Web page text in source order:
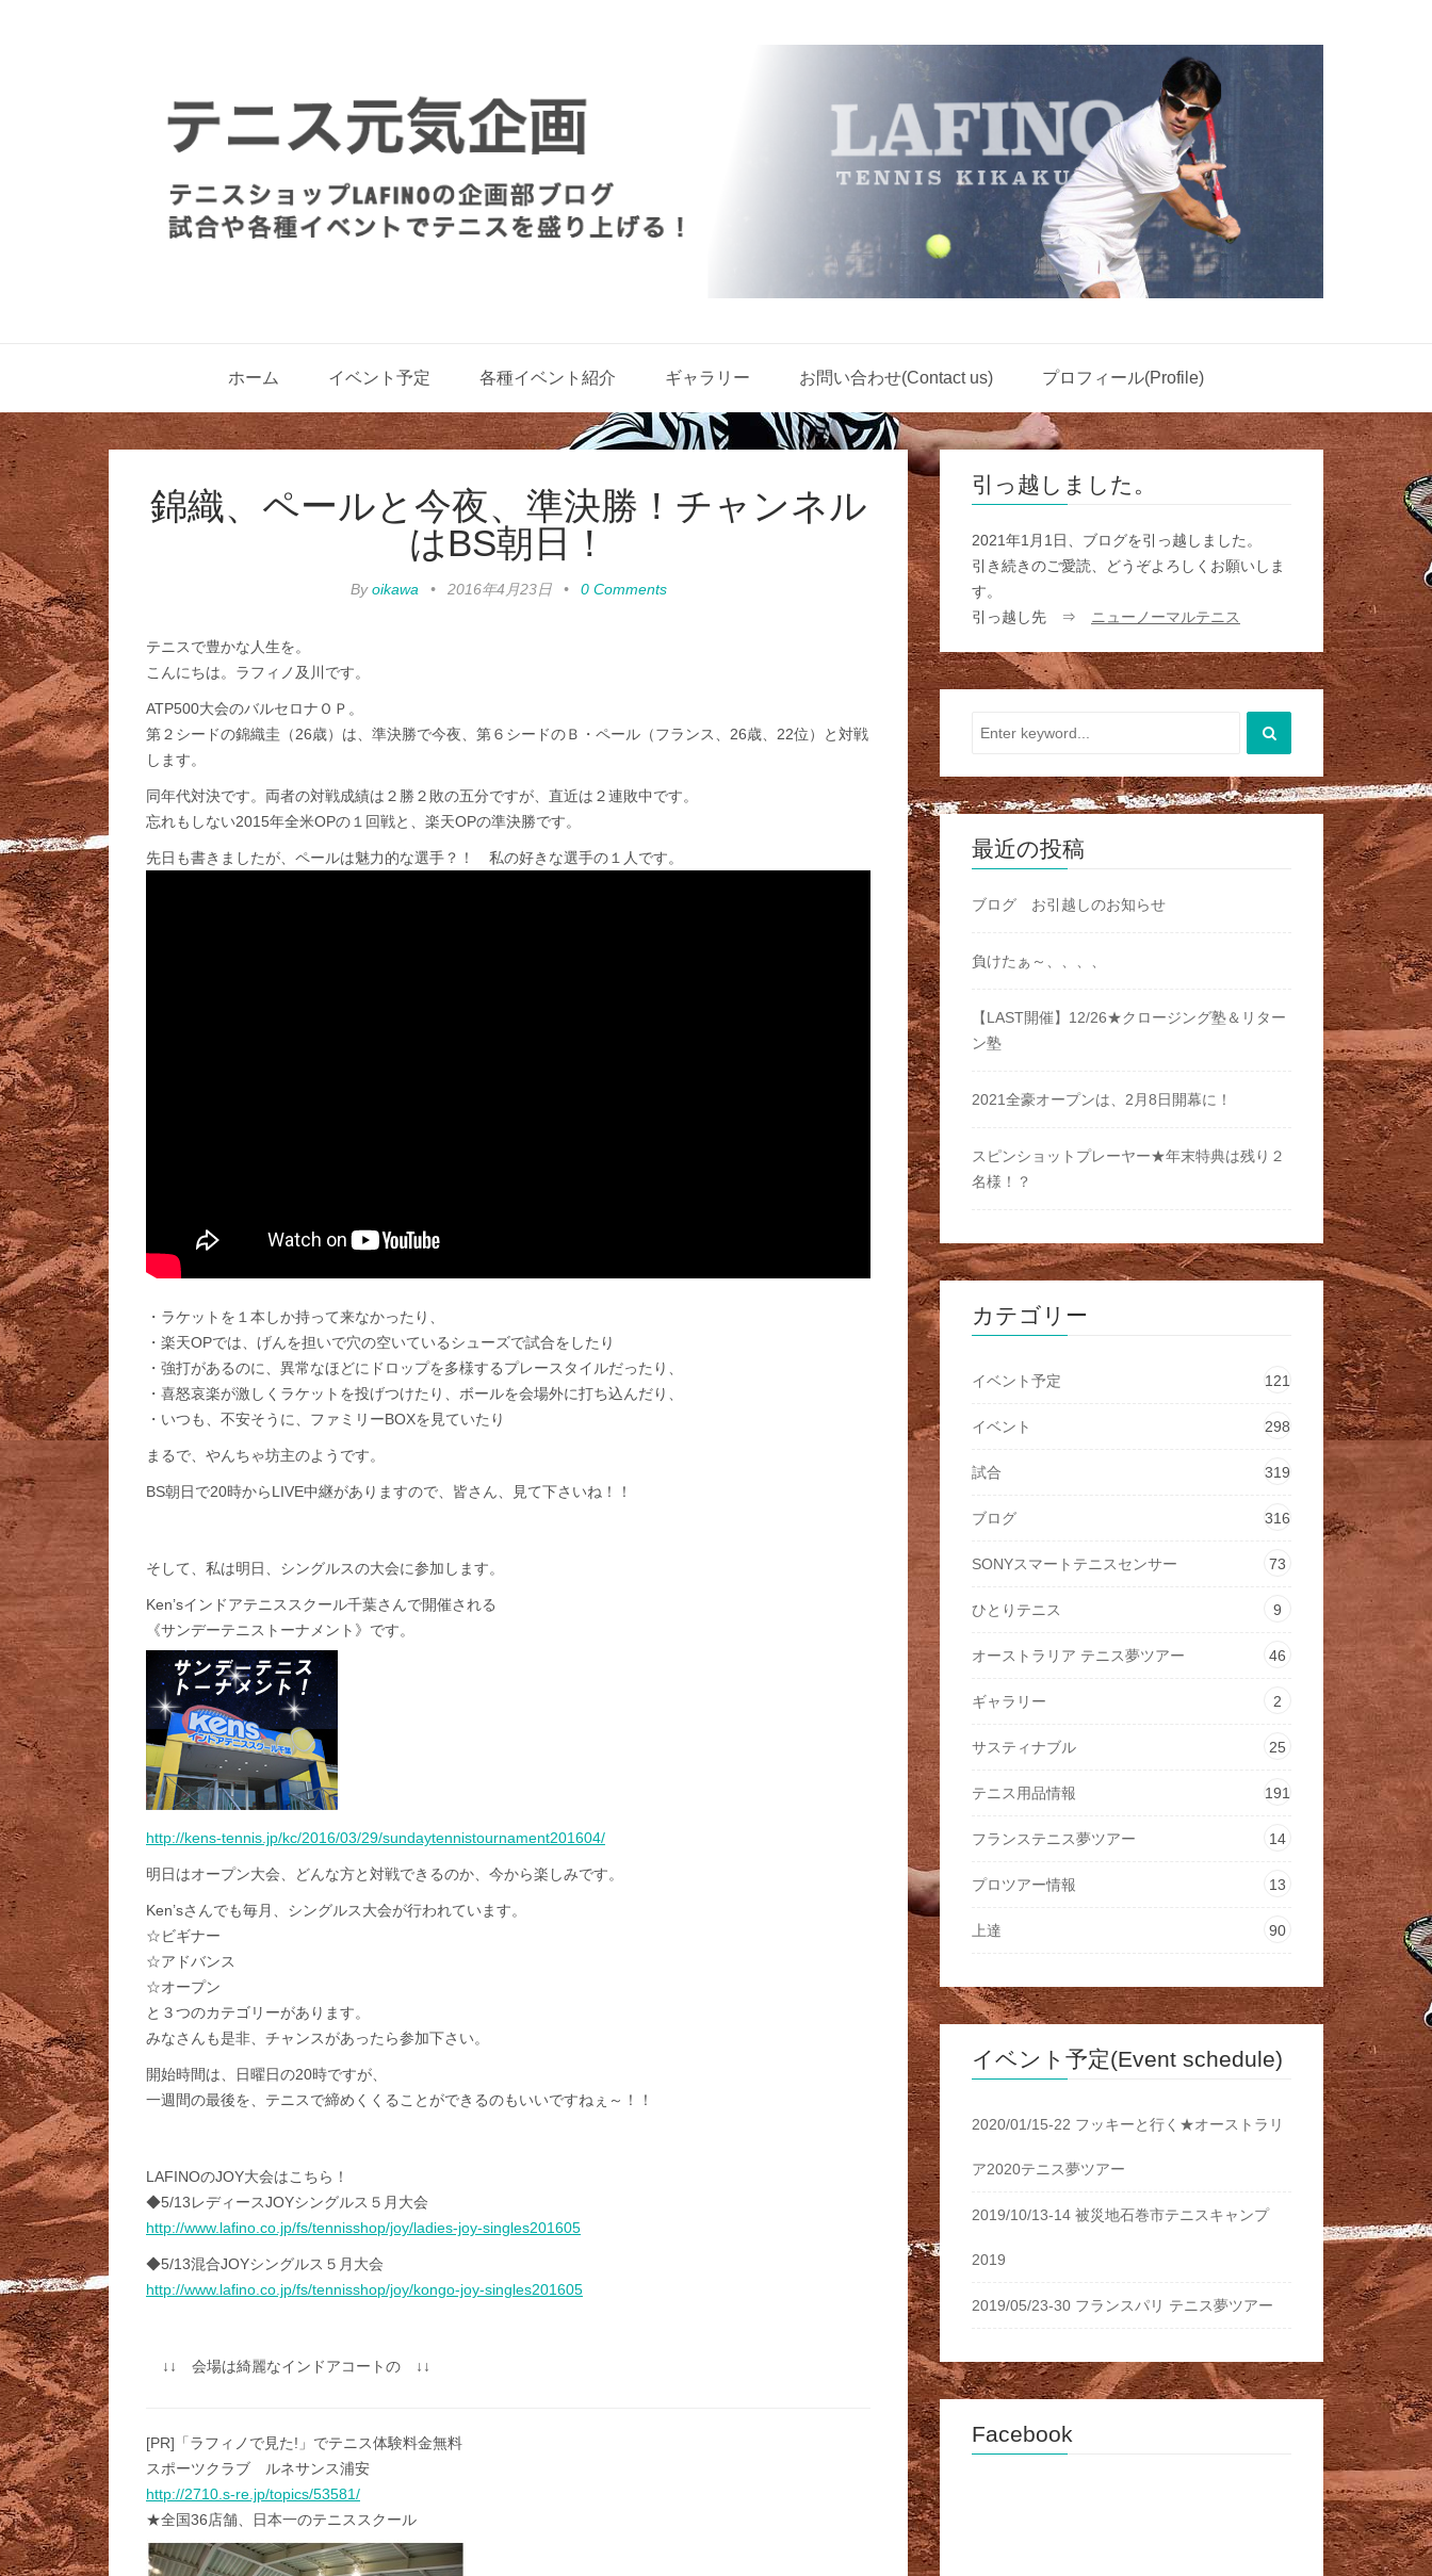
ホーム イベント予定 各種イベント紹介 ギャラリー お問い合わせ(Contact us) プロフィール(Profile)
錦織、ペールと今夜、準決勝！チャンネル
はBS朝日！
Byoikawa • 2016年4月23日 • 0 Comments
テニスで豊かな人生を。
こんにちは。ラフィノ及川です。
ATP500大会のバルセロナＯＰ。
第２シードの錦織圭（26歳）は、準決勝で今夜、第６シードのＢ・ペール（フランス、26歳、22位）と対戦
します。
同年代対決です。両者の対戦成績は２勝２敗の五分ですが、直近は２連敗中です。
忘れもしない2015年全米OPの１回戦と、楽天OPの準決勝です。
先日も書きましたが、ペールは魅力的な選手？！ 私の好きな選手の１人です。
・ラケットを１本しか持って来なかったり、
・楽天OPでは、げんを担いで穴の空いているシューズで試合をしたり
・強打があるのに、異常なほどにドロップを多様するプレースタイルだったり、
・喜怒哀楽が激しくラケットを投げつけたり、ボールを会場外に打ち込んだり、
・いつも、不安そうに、ファミリーBOXを見ていたり
まるで、やんちゃ坊主のようです。
BS朝日で20時からLIVE中継がありますので、皆さん、見て下さいね！！
そして、私は明日、シングルスの大会に参加します。
Ken’sインドアテニススクール千葉さんで開催される
《サンデーテニストーナメント》です。
http://kens-tennis.jp/kc/2016/03/29/sundaytennistournament201604/
明日はオープン大会、どんな方と対戦できるのか、今から楽しみです。
Ken’sさんでも毎月、シングルス大会が行われています。
☆ビギナー
☆アドバンス
☆オープン
と３つのカテゴリーがあります。
みなさんも是非、チャンスがあったら参加下さい。
開始時間は、日曜日の20時ですが、
一週間の最後を、テニスで締めくくることができるのもいいですねぇ～！！
LAFINOのJOY大会はこちら！
◆5/13レディースJOYシングルス５月大会
http://www.lafino.co.jp/fs/tennisshop/joy/ladies-joy-singles201605
◆5/13混合JOYシングルス５月大会
http://www.lafino.co.jp/fs/tennisshop/joy/kongo-joy-singles201605
↓↓ 会場は綺麗なインドアコートの ↓↓
[PR]「ラフィノで見た!」でテニス体験料金無料
スポーツクラブ ルネサンス浦安
http://2710.s-re.jp/topics/53581/
★全国36店舗、日本一のテニススクール
引っ越しました。
2021年1月1日、ブログを引っ越しました。
引き続きのご愛読、どうぞよろしくお願いしま
す。
引っ越し先 ⇒
ニューノーマルテニス
最近の投稿
ブログ お引越しのお知らせ
負けたぁ～、、、、
【LAST開催】12/26★クロージング塾＆リター
ン塾
2021全豪オープンは、2月8日開幕に！
スピンショットプレーヤー★年末特典は残り２
名様！？
カテゴリー
イベント予定 121
イベント 298
試合 319
ブログ 316
SONYスマートテニスセンサー 73
ひとりテニス 9
オーストラリア テニス夢ツアー 46
ギャラリー 2
サスティナブル 25
テニス用品情報 191
フランステニス夢ツアー 14
プロツアー情報 13
上達 90
イベント予定(Event schedule)
2020/01/15-22 フッキーと行く★オーストラリ
ア2020テニス夢ツアー
2019/10/13-14 被災地石巻市テニスキャンプ
2019
2019/05/23-30 フランスパリ テニス夢ツアー
Facebook